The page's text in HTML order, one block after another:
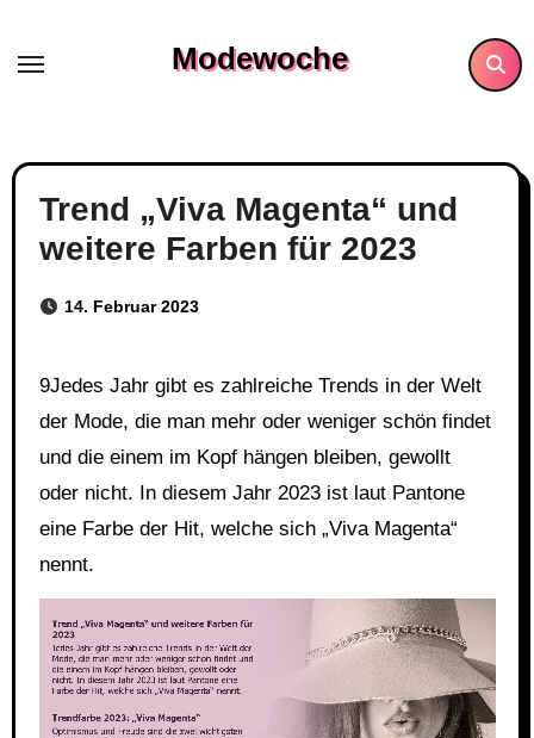
content
Modewoche
Trend „Viva Magenta“ und
weitere Farben für 2023
14. Februar 2023
9Jedes Jahr gibt es zahlreiche Trends in der Welt
der Mode, die man mehr oder weniger schön findet
und die einem im Kopf hängen bleiben, gewollt
oder nicht. In diesem Jahr 2023 ist laut Pantone
eine Farbe der Hit, welche sich „Viva Magenta“
nennt.
Link Embed